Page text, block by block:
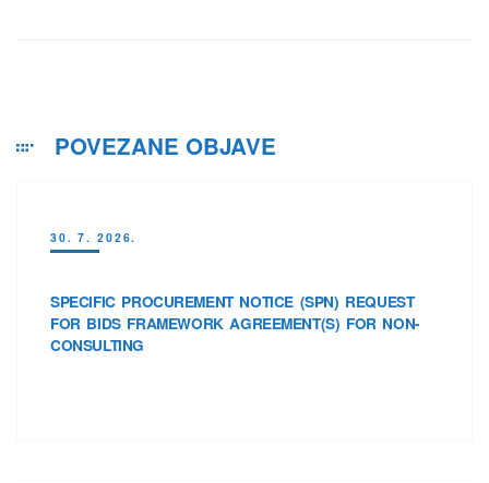
POVEZANE OBJAVE
30. 7. 2026.
SPECIFIC PROCUREMENT NOTICE (SPN) REQUEST
FOR BIDS FRAMEWORK AGREEMENT(S) FOR NON-
CONSULTING